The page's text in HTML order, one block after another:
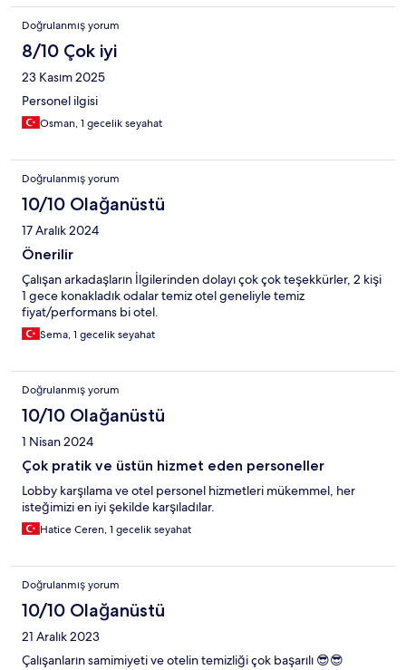
Doğrulanmış yorum
8/10 Çok iyi
23 Kasım 2025
Personel ilgisi
Osman, 1 gecelik seyahat
Doğrulanmış yorum
10/10 Olağanüstü
17 Aralık 2024
Önerilir
Çalışan arkadaşların İlgilerinden dolayı çok çok teşekkürler, 2 kişi
1 gece konakladık odalar temiz otel geneliyle temiz
fiyat/performans bi otel.
Sema, 1 gecelik seyahat
Doğrulanmış yorum
10/10 Olağanüstü
1 Nisan 2024
Çok pratik ve üstün hizmet eden personeller
Lobby karşılama ve otel personel hizmetleri mükemmel, her
isteğimizi en iyi şekilde karşıladılar.
Hatice Ceren, 1 gecelik seyahat
Doğrulanmış yorum
10/10 Olağanüstü
21 Aralık 2023
Çalışanların samimiyeti ve otelin temizliği çok başarılı 😎😎